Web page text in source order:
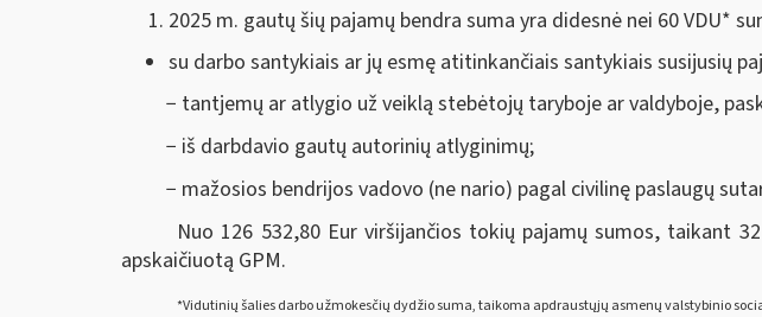
2025 m. gautų šių pajamų bendra suma yra didesnė nei 60 VDU*
su darbo santykiais ar jų esmę atitinkančiais santykiais susijusių
− tantjemų ar atlygio už veiklą stebėtojų taryboje ar valdyboje,
− iš darbdavio gautų autorinių atlyginimų;
− mažosios bendrijos vadovo (ne nario) pagal civilinę paslaugų
Nuo 126 532,80 Eur viršijančios tokių pajamų sumos, taikant
apskaičiuotą GPM.
*Vidutinių šalies darbo užmokesčių dydžio suma, taikoma apdraustųjų asmenų valstybinio